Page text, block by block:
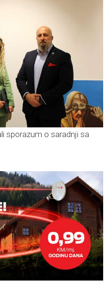
sporazum o saradnji sa